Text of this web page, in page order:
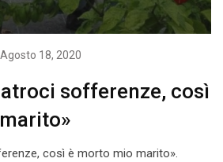
Agosto 18, 2020
sofferenze, così
così è morto mio marito».